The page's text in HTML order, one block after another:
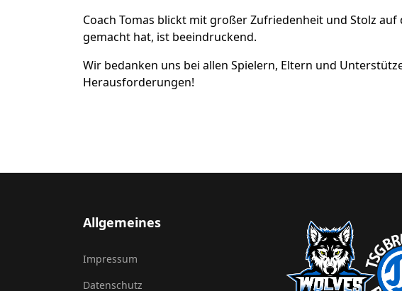
Coach Tomas blickt mit großer Zufriedenheit und Stolz
gemacht hat, ist beeindruckend.
Wir bedanken uns bei allen Spielern, Eltern und
Herausforderungen!
Allgemeines
Impressum
Datenschutz